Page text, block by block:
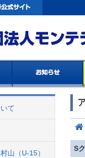
て
山（U-15）
S